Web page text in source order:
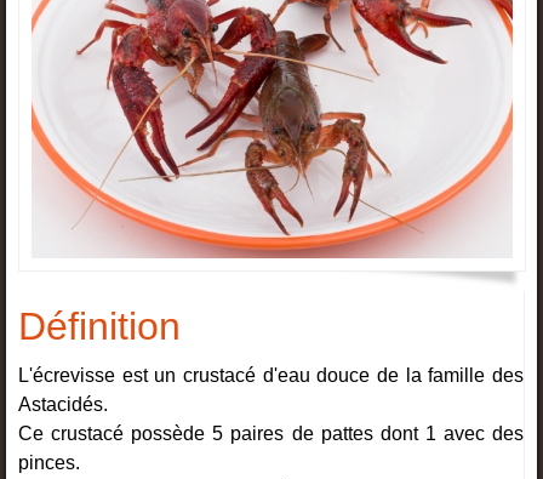
Définition
L'écrevisse est un crustacé d'eau douce de la famille des
Astacidés.
Ce crustacé possède 5 paires de pattes dont 1 avec des
pinces.